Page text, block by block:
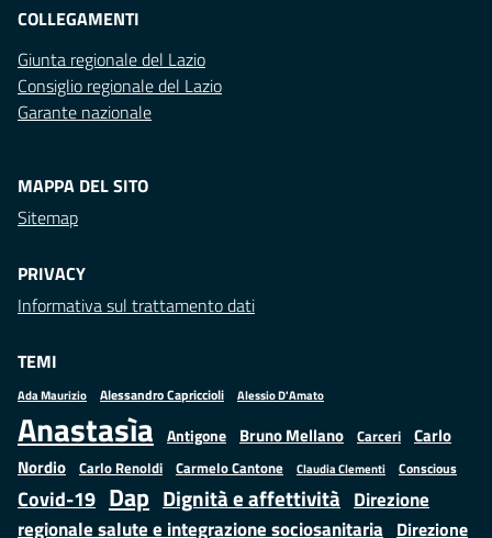
COLLEGAMENTI
Giunta regionale del Lazio
Consiglio regionale del Lazio
Garante nazionale
MAPPA DEL SITO
Sitemap
PRIVACY
Informativa sul trattamento dati
TEMI
Ada Maurizio Alessandro Capriccioli Alessio D'Amato
Anastasìa Antigone Bruno Mellano Carceri
Carlo
Nordio Carlo Renoldi Carmelo Cantone Claudia Clementi Conscious
Covid-19 Dap Dignità e affettività Direzione
regionale salute e integrazione sociosanitaria Direzione